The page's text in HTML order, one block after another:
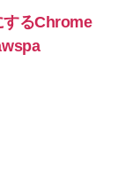
るChrome